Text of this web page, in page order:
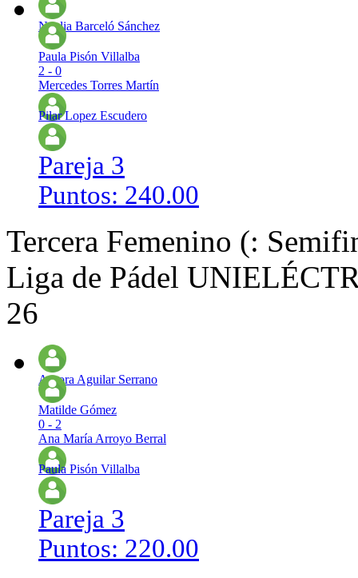
Noelia Barceló Sánchez
Paula Pisón Villalba
2 - 0
Mercedes Torres Martín
Pilar Lopez Escudero
Pareja 3
Puntos: 240.00
Tercera Femenino (:
Liga de Pádel
26
Aurora Aguilar Serrano
Matilde Gómez
0 - 2
Ana María Arroyo Berral
Paula Pisón Villalba
Pareja 3
Puntos: 220.00